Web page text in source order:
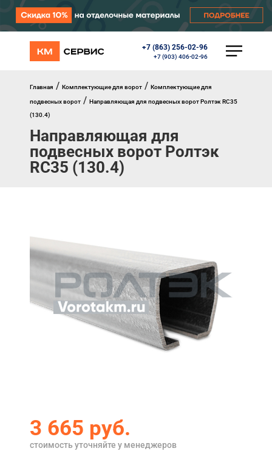
+7 (863) 256-02-96
+7 (903) 406-02-96
КАТАЛОГ
Перегрузочное оборудование
Уличные калитки
Шлагбаумы
Противопожарные ворота
Противопожарные шторы
Внешняя солнцезащита
МЕНЮ
Главная
Примеры работ
Главная / Комплектующие для ворот / Комплектующие для
подвесных ворот / Направляющая для подвесных ворот Ролтэк RC35
(130.4)
Направляющая для
подвесных ворот Ролтэк
RC35 (130.4)
3 665 руб.
стоимость уточняйте у менеджеров